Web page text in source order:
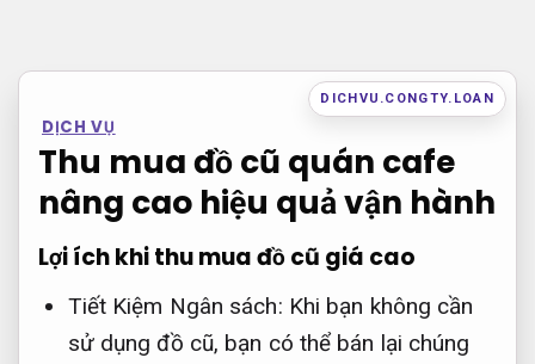
dung
DICHVU.CONGTY.LOAN
DỊCH VỤ
Thu mua đồ cũ quán cafe
nâng cao hiệu quả vận hành
Lợi ích khi thu mua đồ cũ giá cao
Tiết Kiệm Ngân sách: Khi bạn không cần
sử dụng đồ cũ, bạn có thể bán lại chúng